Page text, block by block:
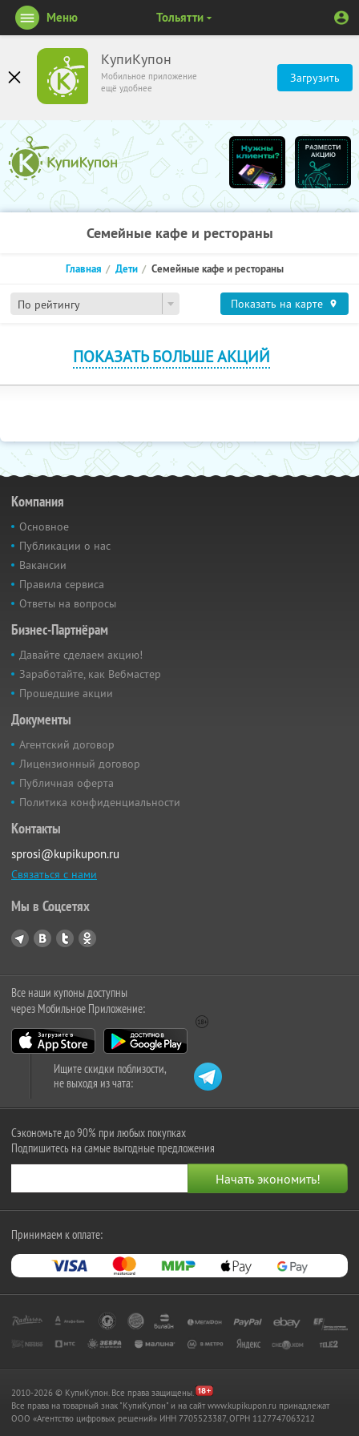
КупиКупон
Мобильное приложение
ещё удобнее
Загрузить
Меню Тольятти
Семейные кафе и рестораны
По рейтингу
Главная Дети Семейные кафе и рестораны
Показать на карте
ПОКАЗАТЬ БОЛЬШЕ АКЦИЙ
Компания
Основное
Публикации о нас
Вакансии
Правила сервиса
Ответы на вопросы
Бизнес-Партнёрам
Давайте сделаем акцию!
Заработайте, как Вебмастер
Прошедшие акции
Документы
Агентский договор
Лицензионный договор
Публичная оферта
Политика конфиденциальности
Контакты
sprosi@kupikupon.ru
Связаться с нами
Мы в Соцсетях
Все наши купоны доступны
через Мобильное Приложение:
Ищите скидки поблизости,
не выходя из чата:
Сэкономьте до 90% при любых покупках
Подпишитесь на самые выгодные предложения
Принимаем к оплате:
2010-2026 © КупиКупон. Все права защищены.
Все права на товарный знак "КупиКупон" и на сайт www.kupikupon.ru принадлежат
OOO «Агентство цифровых решений» ИНН 7705523387, ОГРН 1127747063212